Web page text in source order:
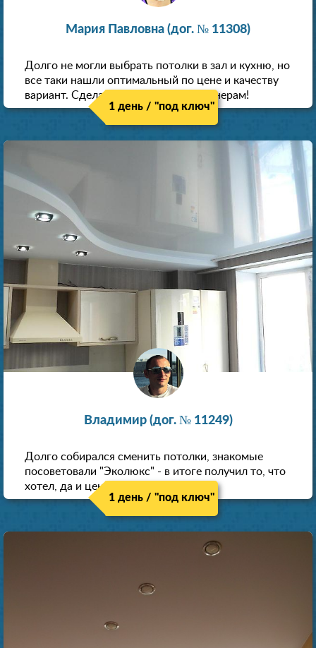
Мария Павловна (дог. № 11308)
Долго не могли выбрать потолки в зал и кухню, но
все таки нашли оптимальный по цене и качеству
вариант. Сделали скидку как пенсионерам!
1 день / "под ключ"
Владимир (дог. № 11249)
Долго собирался сменить потолки, знакомые
посоветовали "Эколюкс" - в итоге получил то, что
хотел, да и цена нормальная.
1 день / "под ключ"